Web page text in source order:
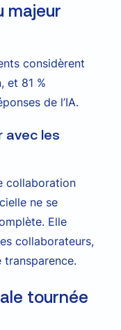
majeur
considèrent
et 81 %
de l’IA.
avec les
collaboration
ne se
Elle
collaborateurs,
tournée